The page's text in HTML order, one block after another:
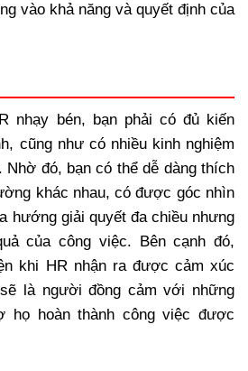
vào khả năng và quyết định của
nhạy bén, bạn phải có đủ kiến
cũng như có nhiều kinh nghiệm
Nhờ đó, bạn có thể dễ dàng thích
khác nhau, có được góc nhìn
hướng giải quyết đa chiều nhưng
của công việc. Bên cạnh đó,
khi HR nhận ra được cảm xúc
là người đồng cảm với những
họ hoàn thành công việc được